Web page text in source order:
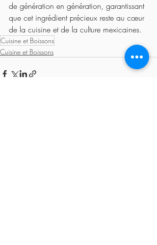
de génération en génération, garantissant
que cet ingrédient précieux reste au cœur
de la cuisine et de la culture mexicaines.
Cuisine et Boissons
Cuisine et Boissons